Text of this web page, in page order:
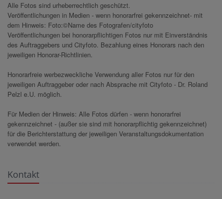
Alle Fotos sind urheberrechtlich geschützt.
Veröffentlichungen in Medien - wenn honorarfrei gekennzeichnet- mit
dem Hinweis: Foto:©Name des Fotografen/cityfoto
Veröffentlichungen bei honorarpflichtigen Fotos nur mit Einverständnis
des Auftraggebers und Cityfoto. Bezahlung eines Honorars nach den
jeweiligen Honorar-Richtlinien.
Honorarfreie werbezweckliche Verwendung aller Fotos nur für den
jeweiligen Auftraggeber oder nach Absprache mit Cityfoto - Dr. Roland
Pelzl e.U. möglich.
Für Medien der Hinweis: Alle Fotos dürfen - wenn honorarfrei
gekennzeichnet - (außer sie sind mit honorarpflichtig gekennzeichnet)
für die Berichterstattung der jeweiligen Veranstaltungsdokumentation
verwendet werden.
Kontakt